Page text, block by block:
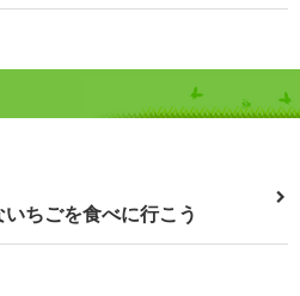
ちごを食べに行こう